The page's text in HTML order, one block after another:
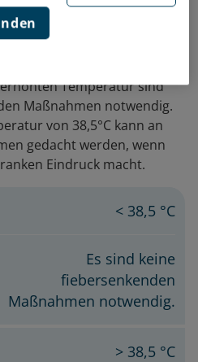
man regelmäßig (3-mal
und sich die Werte
Temperatur sind
Maßnahmen notwendig.
von 38,5°C kann an
gedacht werden, wenn
Eindruck macht.
< 38,5 °C
Es sind keine
fiebersenkenden
Maßnahmen notwendig.
> 38,5 °C